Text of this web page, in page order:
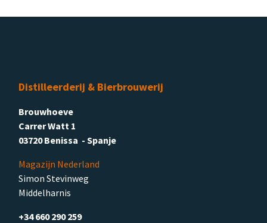
Distilleerderij & Bierbrouwerij
Brouwhoeve
Carrer Watt 1
03720 Benissa - Spanje
Magazijn Nederland
Simon Stevinweg
Middelharnis
+34 660 290 259